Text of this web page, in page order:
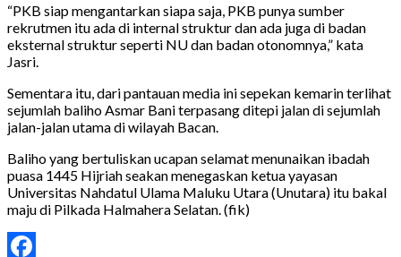
“PKB siap mengantarkan siapa saja, PKB punya sumber
rekrutmen itu ada di internal struktur dan ada juga di badan
eksternal struktur seperti NU dan badan otonomnya,” kata
Jasri.
Sementara itu, dari pantauan media ini sepekan kemarin terlihat
sejumlah baliho Asmar Bani terpasang ditepi jalan di sejumlah
jalan-jalan utama di wilayah Bacan.
Baliho yang bertuliskan ucapan selamat menunaikan ibadah
puasa 1445 Hijriah seakan menegaskan ketua yayasan
Universitas Nahdatul Ulama Maluku Utara (Unutara) itu bakal
maju di Pilkada Halmahera Selatan. (fik)